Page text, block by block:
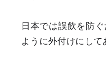
日本では誤飲を防
ように外付けにして